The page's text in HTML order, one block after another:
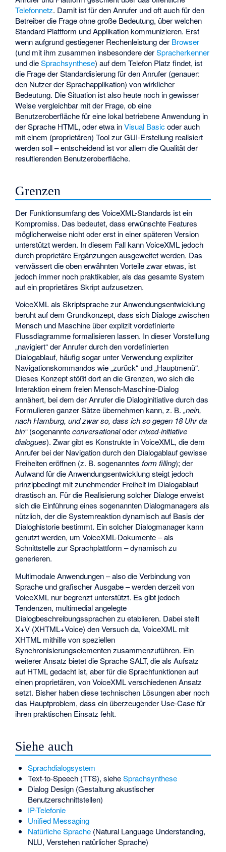
Telefonnetz. Damit ist für den Anrufer und oft auch für den
Betreiber die Frage ohne große Bedeutung, über welchen
Standard Plattform und Applikation kommunizieren. Erst
wenn aufgrund gestiegener Rechenleistung der Browser
(und mit ihm zusammen insbesondere derSpracherkenner
und dieSprachsynthese) auf dem Telefon Platz findet, ist
die Frage der Standardisierung für den Anrufer (genauer:
den Nutzer der Sprachapplikation) von wirklicher
Bedeutung. Die Situation ist also heute noch in gewisser
Weise vergleichbar mit der Frage, ob eine
Benutzeroberfläche für eine lokal betriebene Anwendung in
der Sprache HTML, oder etwa inVisual Basicoder auch
mit einem (proprietären) Tool zur GUI-Erstellung realisiert
werden soll – entscheidend ist vor allem die Qualität der
resultierenden Benutzeroberfläche.
Grenzen
Der Funktionsumfang des VoiceXML-Standards ist ein
Kompromiss. Das bedeutet, dass erwünschte Features
möglicherweise nicht oder erst in einer späteren Version
unterstützt werden. In diesem Fall kann VoiceXML jedoch
durch proprietäre Ergänzungen ausgeweitet werden. Das
verwässert die oben erwähnten Vorteile zwar etwas, ist
jedoch immer noch praktikabler, als das gesamte System
auf ein proprietäres Skript aufzusetzen.
VoiceXML als Skriptsprache zur Anwendungsentwicklung
beruht auf dem Grundkonzept, dass sich Dialoge zwischen
Mensch und Maschine über explizit vordefinierte
Flussdiagramme formalisieren lassen. In dieser Vorstellung
„navigiert“ der Anrufer durch den vordefinierten
Dialogablauf, häufig sogar unter Verwendung expliziter
Navigationskommandos wie „zurück“ und „Hauptmenü“.
Dieses Konzept stößt dort an die Grenzen, wo sich die
Interaktion einem freien Mensch-Maschine-Dialog
annähert, bei dem der Anrufer die Dialoginitiative durch das
Formulieren ganzer Sätze übernehmen kann, z. B.„nein,
nach Hamburg, und zwar so, dass ich so gegen 18 Uhr da
bin“(sogenannteconversationalodermixed-initiative
dialogues). Zwar gibt es Konstrukte in VoiceXML, die dem
Anrufer bei der Navigation durch den Dialogablauf gewisse
Freiheiten eröffnen (z. B. sogenanntesform filling); der
Aufwand für die Anwendungsentwicklung steigt jedoch
prinzipbedingt mit zunehmender Freiheit im Dialogablauf
drastisch an. Für die Realisierung solcher Dialoge erweist
sich die Einführung eines sogenannten Dialogmanagers als
nützlich, der die Systemreaktion dynamisch auf Basis der
Dialoghistorie bestimmt. Ein solcher Dialogmanager kann
genutzt werden, um VoiceXML-Dokumente – als
Schnittstelle zur Sprachplattform – dynamisch zu
generieren.
Multimodale Anwendungen – also die Verbindung von
Sprache und grafischer Ausgabe – werden derzeit von
VoiceXML nur begrenzt unterstützt. Es gibt jedoch
Tendenzen, multimedial angelegte
Dialogbeschreibungssprachen zu etablieren. Dabei stellt
X+V (XHTML+Voice) den Versuch da, VoiceXML mit
XHTML mithilfe von speziellen
Synchronisierungselementen zusammenzuführen. Ein
weiterer Ansatz bietet die Sprache SALT, die als Aufsatz
auf HTML gedacht ist, aber für die Sprachfunktionen auf
einen proprietären, von VoiceXML verschiedenen Ansatz
setzt. Bisher haben diese technischen Lösungen aber noch
das Hauptproblem, dass ein überzeugender Use-Case für
ihren praktischen Einsatz fehlt.
Siehe auch
Sprachdialogsystem
Text-to-Speech (TTS), sieheSprachsynthese
Dialog Design(Gestaltung akustischer
Benutzerschnittstellen)
IP-Telefonie
Unified Messaging
Natürliche Sprache(Natural Language Understanding,
NLU, Verstehen natürlicher Sprache)